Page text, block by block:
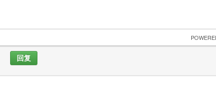
回复